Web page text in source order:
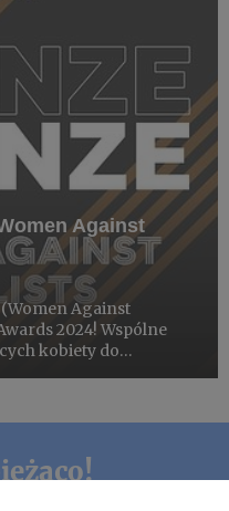
Against
Against
2024! Wspólne
kobiety do